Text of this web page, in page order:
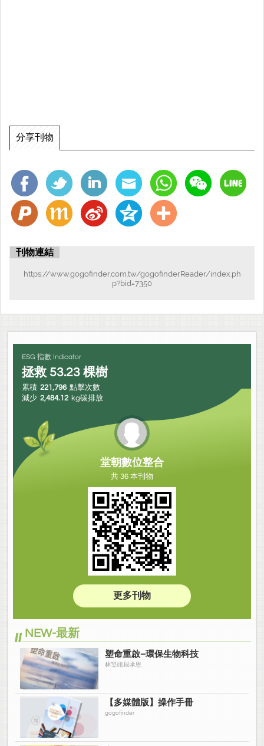
分享刊物
刊物連結
https://www.gogofinder.com.tw/gogofinderReader/index.ph
p?bid=7350
ESG 指數 Indicator
拯救 53.23 棵樹
累積 221,796 點擊次數
減少 2,484.12 kg碳排放
堂朝數位整合
共 36 本刊物
更多刊物
NEW-最新
塑命重啟–環保生物科技
林琞翃,段承恩
【多媒體版】操作手冊
gogofinder